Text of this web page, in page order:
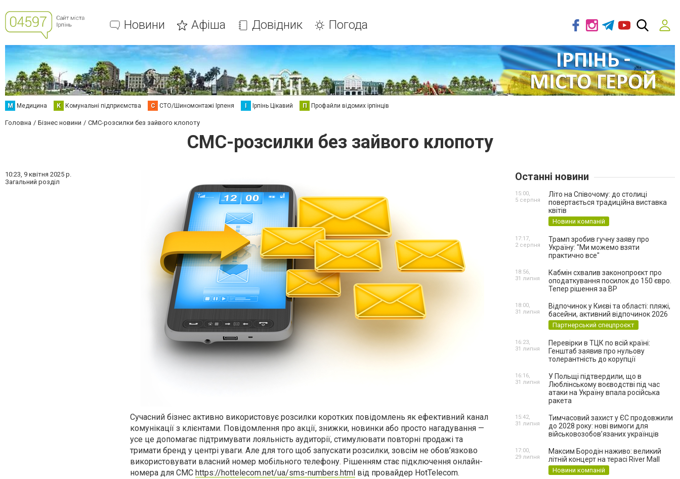
Новини Афіша Довідник Погода
М Медицина К Комунальні підприємства С СТО/Шиномонтажі Ірпеня І Ірпінь Цікавий П Профайли відомих ірпінців
Головна Бізнес новини СМС-розсилки без зайвого клопоту
СМС-розсилки без зайвого клопоту
10:23, 9 квітня 2025 р.
Загальний розділ
Сучасний бізнес активно використовує розсилки коротких повідомлень як ефективний канал
комунікації з клієнтами. Повідомлення про акції, знижки, новинки або просто нагадування —
усе це допомагає підтримувати лояльність аудиторії, стимулювати повторні продажі та
тримати бренд у центрі уваги. Але для того щоб запускати розсилки, зовсім не обов’язково
використовувати власний номер мобільного телефону. Рішенням стає підключення онлайн-
номера для СМС https://hottelecom.net/ua/sms-numbers.html від провайдер HotTelecom.
Останні новини
Літо на Співочому: до столиці
повертається традиційна виставка
квітів
Новини компаній
15:00,
5 серпня
Трамп зробив гучну заяву про
Україну: "Ми можемо взяти
практично все"
17:17,
2 серпня
Кабмін схвалив законопроєкт про
оподаткування посилок до 150 євро.
Тепер рішення за ВР
18:56,
31 липня
Відпочинок у Києві та області: пляжі,
басейни, активний відпочинок 2026
Партнерський спецпроєкт
18:00,
31 липня
Перевірки в ТЦК по всій країні:
Генштаб заявив про нульову
толерантність до корупції
16:23,
31 липня
У Польщі підтвердили, що в
Люблінському воєводстві під час
атаки на Україну впала російська
ракета
16:16,
31 липня
Тимчасовий захист у ЄС продовжили
до 2028 року: нові вимоги для
військовозобов’язаних українців
15:42,
31 липня
Максим Бородін наживо: великий
літній концерт на терасі River Mall
Новини компаній
17:00,
29 липня